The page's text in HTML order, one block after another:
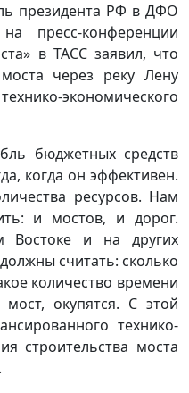
президента РФ в ДФО
пресс-конференции
в ТАСС заявил, что
через реку Лену
экономического
бюджетных средств
когда он эффективен.
ресурсов. Нам
и мостов, и дорог.
и на других
считать: сколько
количество времени
окупятся. С этой
технико-
строительства моста